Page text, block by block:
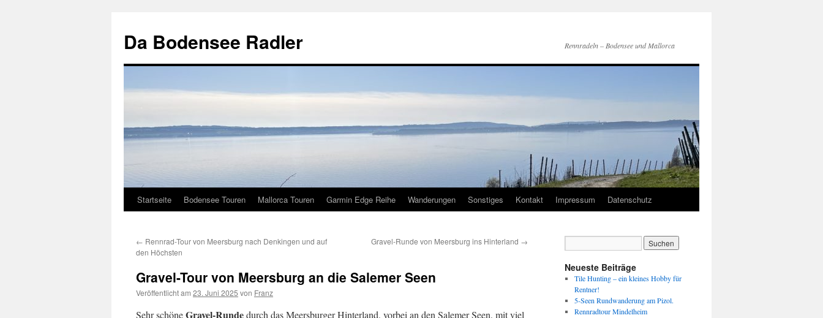
springen
Da Bodensee Radler Rennradeln – Bodensee und Mallorca
Startseite Bodensee Touren Mallorca Touren Garmin Edge Reihe Wanderungen Sonstiges Kontakt Impressum Datenschutz
← Rennrad-Tour von Meersburg nach Denkingen und auf
den Höchsten
Gravel-Runde von Meersburg ins Hinterland →
Gravel-Tour von Meersburg an die Salemer Seen
Veröffentlicht am 23. Juni 2025 von Franz
Sehr schöneGravel-Rundedurch das Meersburger Hinterland, vorbei an den Salemer Seen, mit viel
Neueste Beiträge
Tile Hunting – ein kleines Hobby für
Rentner!
5-Seen Rundwanderung am Pizol.
Rennradtour Mindelheim